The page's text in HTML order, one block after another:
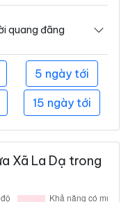
quang đãng
5 ngày tới
15 ngày tới
Xã La Dạ trong